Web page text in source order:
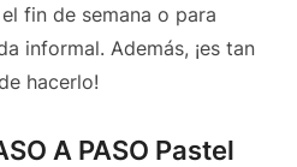
fin de semana o para
informal. Además, ¡es tan
hacerlo!
A PASO Pastel